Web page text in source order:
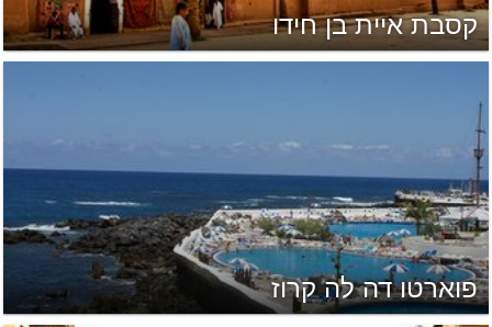
קסבת איית בן חידו
פוארטו דה לה קרוז